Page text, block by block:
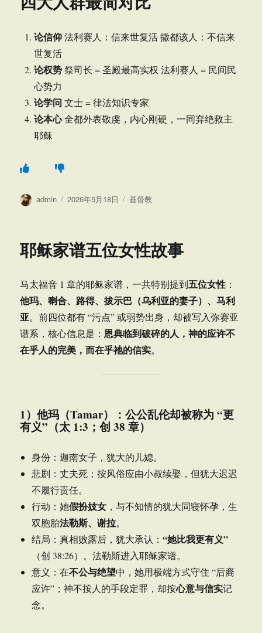
论信仰法利赛人：信来世复活 撒都该人：不信来
世复活
论权势祭司长 = 圣殿最高实权 法利赛人 = 民间民
心势力
论学问 文士 = 律法知识专家
论本心全都外表敬虔，内心刚硬，一同弃绝救主
耶稣
作
admin
发
2026年5月18日
分
基督教
耶稣家谱五位女性故事
马太福音 1 章的耶稣家谱，一共特别提到五位女性 ：
他玛、喇合、路得、拔示巴（乌利亚的妻子）、马利
亚。前四位都有 “污点” 或弱势出身，却被写入弥赛亚
谱系，核心信息是： 恩典临到破碎的人，神的应许不
在乎人的完美，而在乎祂的信实。
1）他玛（Tamar）：公公乱伦却被称为 “更
有义”（太 1:3；创 38 章）
身份：迦南女子，犹大的儿媳。
悲剧：丈夫死；按风俗应由小叔续娶，但犹大迟迟
不履行责任。
行动：她假扮妓女 ，与不知情的犹大同寝怀孕，生
双胞胎法勒斯、谢拉。
结局：真相败露后，犹大承认：“她比我更有义”
（创 38:26）。法勒斯进入耶稣家谱。
意义：在不公与绝望中，她用极端方式守住 “后裔
应许”；神不按人的手段定罪，却按心意与信实记
念。